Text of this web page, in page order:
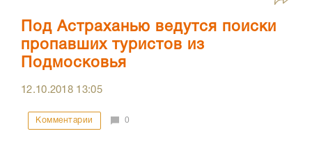
Под Астраханью ведутся поиски
пропавших туристов из
Подмосковья
12.10.2018 13:05
Комментарии 0